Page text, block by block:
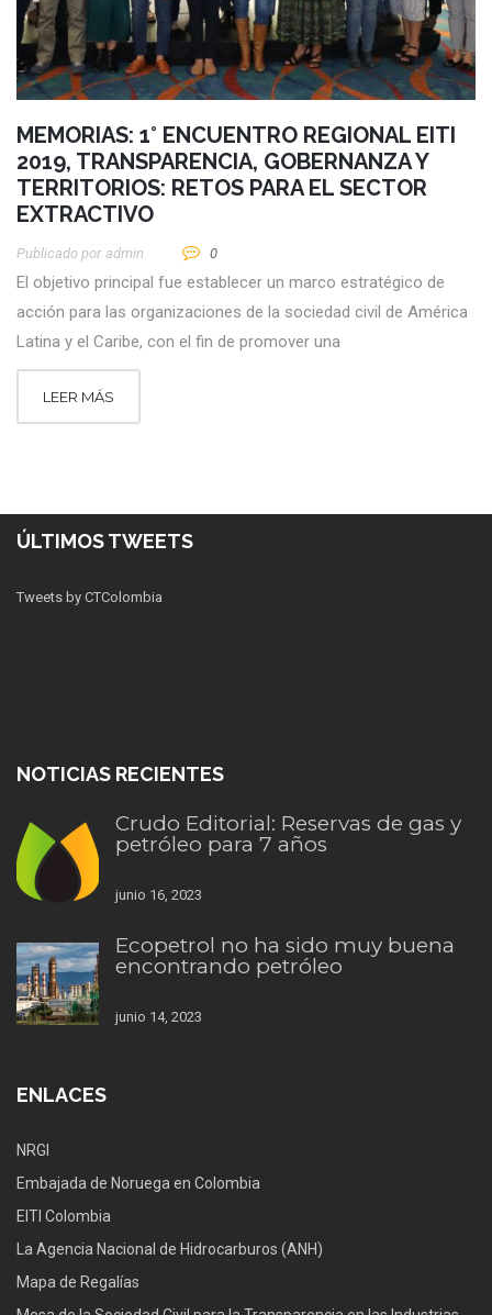
MEMORIAS: 1° ENCUENTRO REGIONAL EITI
2019, TRANSPARENCIA, GOBERNANZA Y
TERRITORIOS: RETOS PARA EL SECTOR
EXTRACTIVO
Publicado por Admin 0
El objetivo principal fue establecer un marco estratégico de
acción para las organizaciones de la sociedad civil de América
Latina y el Caribe, con el fin de promover una
LEER MÁS
ÚLTIMOS TWEETS
Tweets by CTColombia
NOTICIAS RECIENTES
Crudo Editorial: Reservas de gas y
petróleo para 7 años
junio 16, 2023
Ecopetrol no ha sido muy buena
encontrando petróleo
junio 14, 2023
ENLACES
NRGI
Embajada de Noruega en Colombia
EITI Colombia
La Agencia Nacional de Hidrocarburos (ANH)
Mapa de Regalías